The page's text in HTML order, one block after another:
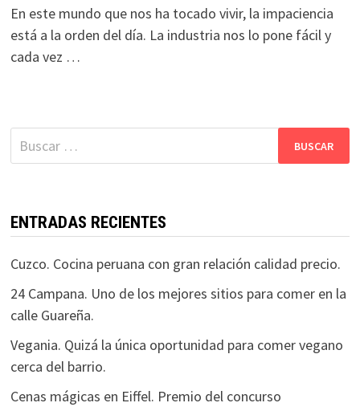
En este mundo que nos ha tocado vivir, la impaciencia
está a la orden del día. La industria nos lo pone fácil y
cada vez …
Buscar:
ENTRADAS RECIENTES
Cuzco. Cocina peruana con gran relación calidad precio.
24 Campana. Uno de los mejores sitios para comer en la
calle Guareña.
Vegania. Quizá la única oportunidad para comer vegano
cerca del barrio.
Cenas mágicas en Eiffel. Premio del concurso